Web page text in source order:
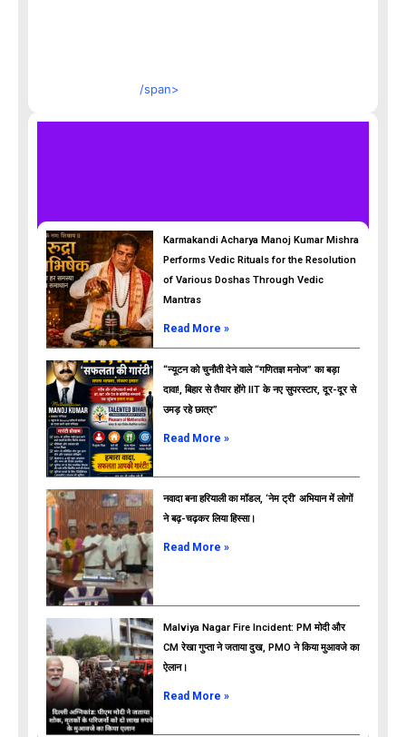
/span>
ads
Karmakandi Acharya Manoj Kumar Mishra
Performs Vedic Rituals for the Resolution
of Various Doshas Through Vedic
Mantras
Read More »
“न्यूटन को चुनौती देने वाले “गणितज्ञ मनोज” का बड़ा
दावा!, बिहार से तैयार होंगे IIT के नए सुपरस्टार, दूर-दूर से
उमड़ रहे छात्र”
Read More »
नवादा बना हरियाली का मॉडल, ‘नेम ट्री’ अभियान में लोगों
ने बढ़-चढ़कर लिया हिस्सा।
Read More »
Malviya Nagar Fire Incident: PM मोदी और
CM रेखा गुप्ता ने जताया दुख, PMO ने किया मुआवजे का
ऐलान।
Read More »